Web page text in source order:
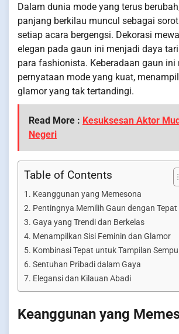
Dalam dunia mode yang terus
panjang berkilau muncul sebagai
setiap acara bergengsi. Dekorasi
elegan pada gaun ini menjadi daya
para fashionista. Keberadaan gaun ini
pernyataan mode yang kuat,
glamor yang tak tertandingi.
Read More : Kesuksesan Aktor
Negeri
Table of Contents
Keanggunan yang Memesona
Pentingnya Memilih Gaun dengan Tepat
Gaya yang Trendi dan Berkelas
Menampilkan Sisi Feminin dan Glamor
Kombinasi Tepat untuk Tampilan
Sentuhan Pribadi dalam Gaya
Elegansi dan Kilauan Abadi
Keanggunan yang